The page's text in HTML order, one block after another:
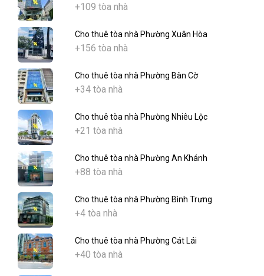
+109 tòa nhà
Cho thuê tòa nhà Phường Xuân Hòa
+156 tòa nhà
Cho thuê tòa nhà Phường Bàn Cờ
+34 tòa nhà
Cho thuê tòa nhà Phường Nhiêu Lộc
+21 tòa nhà
Cho thuê tòa nhà Phường An Khánh
+88 tòa nhà
Cho thuê tòa nhà Phường Bình Trưng
+4 tòa nhà
Cho thuê tòa nhà Phường Cát Lái
+40 tòa nhà